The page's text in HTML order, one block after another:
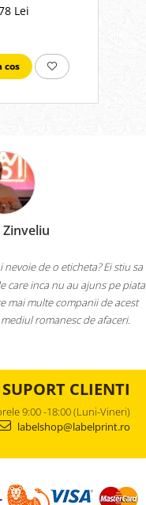
rola
Lei
cos
de o eticheta? Ei stiu sa
care inca nu au ajuns pe piata
mai multe companii de acest
romanesc de afaceri.
SUPORT CLIENTI
9:00 -18:00 (Luni-Vineri)
labelshop@labelprint.ro